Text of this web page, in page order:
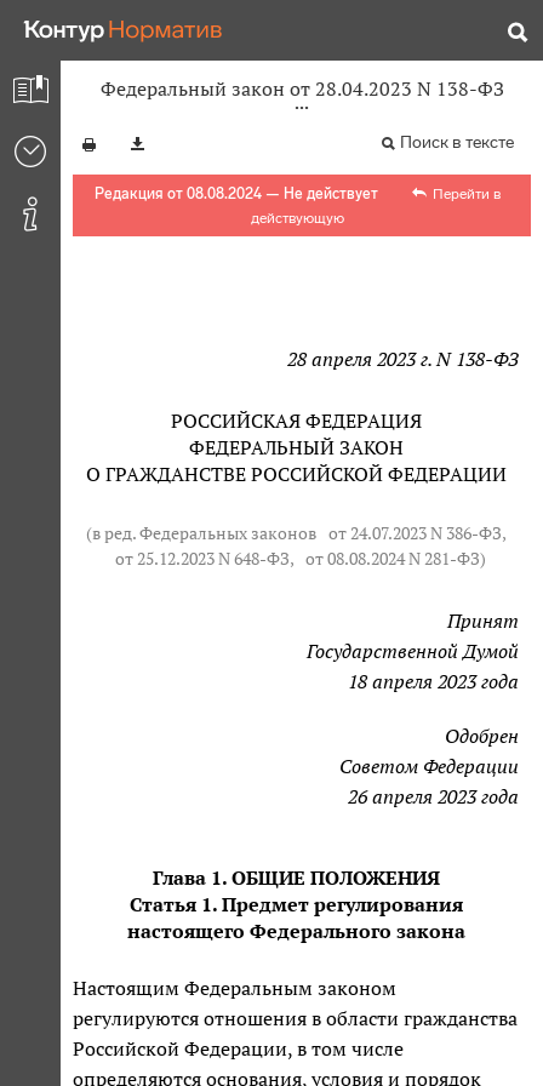
Федеральный закон от 28.04.2023 N 138-ФЗ
Поиск в тексте
Редакция от 08.08.2024 — Не действует
Перейти в
действующую
28 апреля 2023 г. N 138-ФЗ
РОССИЙСКАЯ ФЕДЕРАЦИЯ
ФЕДЕРАЛЬНЫЙ ЗАКОН
О ГРАЖДАНСТВЕ РОССИЙСКОЙ ФЕДЕРАЦИИ
(в ред. Федеральных законов от 24.07.2023 N 386-ФЗ,
от 25.12.2023 N 648-ФЗ, от 08.08.2024 N 281-ФЗ)
Принят
Государственной Думой
18 апреля 2023 года
Одобрен
Советом Федерации
26 апреля 2023 года
Глава 1. ОБЩИЕ ПОЛОЖЕНИЯ
Статья 1. Предмет регулирования
настоящего Федерального закона
Настоящим Федеральным законом
регулируются отношения в области гражданства
Российской Федерации, в том числе
определяются основания, условия и порядок